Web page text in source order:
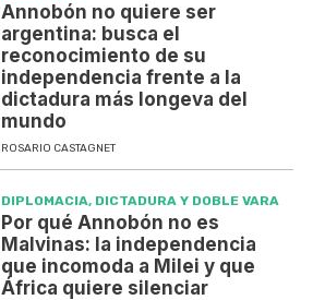
Annobón no quiere ser
argentina: busca el
reconocimiento de su
independencia frente a la
dictadura más longeva del
mundo
ROSARIO CASTAGNET
DIPLOMACIA, DICTADURA Y DOBLE VARA
Por qué Annobón no es
Malvinas: la independencia
que incomoda a Milei y que
África quiere silenciar